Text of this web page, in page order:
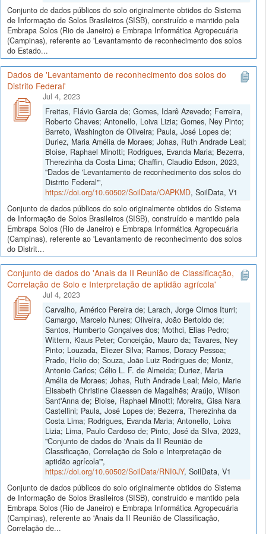
Conjunto de dados públicos do solo originalmente obtidos do Sistema
de Informação de Solos Brasileiros (SISB), construído e mantido pela
Embrapa Solos (Rio de Janeiro) e Embrapa Informática Agropecuária
(Campinas), referente ao 'Levantamento de reconhecimento dos solos
do Estado...
Dados de 'Levantamento de reconhecimento dos solos do
Distrito Federal'
Jul 4, 2023
Freitas, Flávio Garcia de; Gomes, Idarê Azevedo; Ferreira,
Roberto Chaves; Antonello, Loiva Lizia; Gomes, Ney Pinto;
Barreto, Washington de Oliveira; Paula, José Lopes de;
Duriez, Maria Amélia de Moraes; Johas, Ruth Andrade Leal;
Bloise, Raphael Minotti; Rodrigues, Evanda Maria; Bezerra,
Therezinha da Costa Lima; Chaffin, Claudio Edson, 2023,
"Dados de 'Levantamento de reconhecimento dos solos do
Distrito Federal'",
https://doi.org/10.60502/SoilData/OAPKMD, SoilData, V1
Conjunto de dados públicos do solo originalmente obtidos do Sistema
de Informação de Solos Brasileiros (SISB), construído e mantido pela
Embrapa Solos (Rio de Janeiro) e Embrapa Informática Agropecuária
(Campinas), referente ao 'Levantamento de reconhecimento dos solos
do Distrit...
Conjunto de dados do 'Anais da II Reunião de Classificação,
Correlação de Solo e Interpretação de aptidão agrícola'
Jul 4, 2023
Carvalho, Américo Pereira de; Larach, Jorge Olmos Iturri;
Camargo, Marcelo Nunes; Oliveira, João Bertoldo de;
Santos, Humberto Gonçalves dos; Mothci, Elias Pedro;
Wittern, Klaus Peter; Conceição, Mauro da; Tavares, Ney
Pinto; Louzada, Eliezer Silva; Ramos, Doracy Pessoa;
Prado, Helio do; Souza, João Luiz Rodrigues de; Moniz,
Antonio Carlos; Célio L. F. de Almeida; Duriez, Maria
Amélia de Moraes; Johas, Ruth Andrade Leal; Melo, Marie
Elisabeth Christine Claessen de Magalhẽs; Araújo, Wilson
Sant'Anna de; Bloise, Raphael Minotti; Moreira, Gisa Nara
Castellini; Paula, José Lopes de; Bezerra, Therezinha da
Costa Lima; Rodrigues, Evanda Maria; Antonello, Loiva
Lizia; Lima, Paulo Cardoso de; Pinto, José da Silva, 2023,
"Conjunto de dados do 'Anais da II Reunião de
Classificação, Correlação de Solo e Interpretação de
aptidão agrícola'",
https://doi.org/10.60502/SoilData/RNI0JY, SoilData, V1
Conjunto de dados públicos do solo originalmente obtidos do Sistema
de Informação de Solos Brasileiros (SISB), construído e mantido pela
Embrapa Solos (Rio de Janeiro) e Embrapa Informática Agropecuária
(Campinas), referente ao 'Anais da II Reunião de Classificação,
Correlação de...